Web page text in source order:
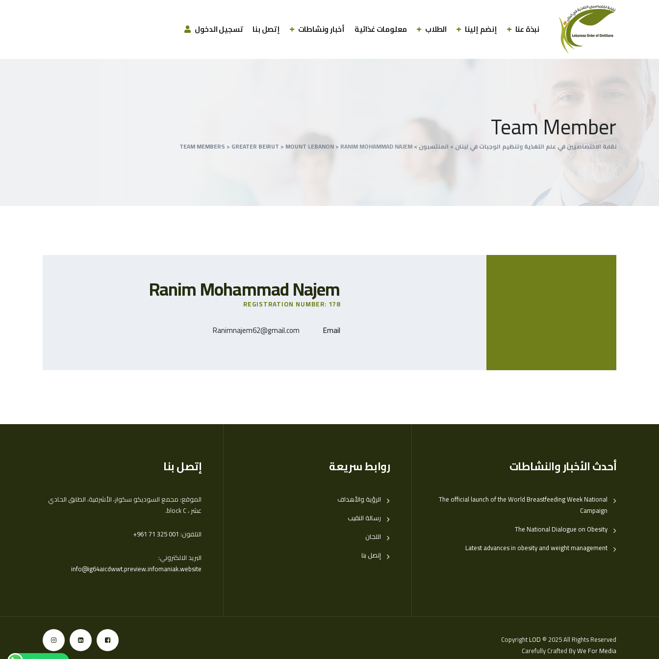
نبذة عنا إنضم إلينا الطلاب معلومات غذائية أخبار ونشاطات إتصل بنا تسجيل الدخول
Team Member
نقابة الاختصاصيين في علم التغذية وتنظيم الوجبات في لبنان > المنتسبون >
TEAM MEMBERS > GREATER BEIRUT > MOUNT LEBANON> RANIM MOHAMMAD NAJEM
Ranim Mohammad Najem
REGISTRATION NUMBER: 178
Email
Ranimnajem62@gmail.com
أحدث الأخبار والنشاطات
The official launch of the World Breastfeeding Week National
Campaign
The National Dialogue on Obesity
Latest advances in obesity and weight management
روابط سريعة
الرؤية والأهداف
رسالة النقيب
اللجان
إتصل بنا
إتصل بنا
الموقع: مجمع السوديكو سكوار، الأشرفية، الطابق الحادي
عشر ، block C.
التلفون: ‎+961 71 325 001
البريد الالكتروني:
info@ig64aicdwwt.preview.infomaniak.website
CopyrightLOD © 2025 All Rights Reserved
Carefully Crafted ByWe For Media